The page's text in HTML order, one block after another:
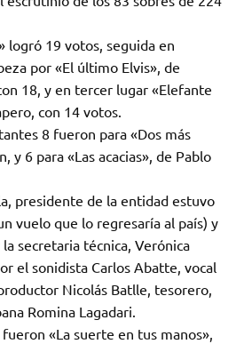
logró 19 votos, seguida en
por «El último Elvis», de
18, y en tercer lugar «Elefante
con 14 votos.
8 fueron para «Dos más
y 6 para «Las acacias», de Pablo
presidente de la entidad estuvo
vuelo que lo regresaría al país) y
secretaria técnica, Verónica
el sonidista Carlos Abatte, vocal
Nicolás Batlle, tesorero,
Romina Lagadari.
«La suerte en tus manos»,